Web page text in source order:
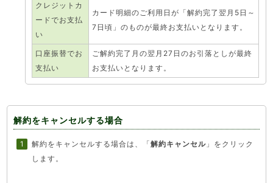
クレジットカ
ードでお支払
い
カード明細のご利用日が「解約完了翌月5日～
7日頃」のものが最終お支払いとなります。
口座振替でお
支払い
ご解約完了月の翌月27日のお引落としが最終
お支払いとなります。
解約をキャンセルする場合
解約をキャンセルする場合は、「解約キャンセル 」をクリック
します。